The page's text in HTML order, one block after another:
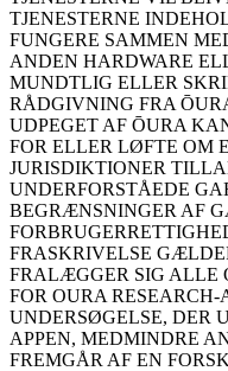
TJENESTERNE
FUNGERE SAMMEN
ANDEN HARDWARE
MUNDTLIG ELLER
RÅDGIVNING FRA
UDPEGET AF ŌURA
FOR ELLER LØFTE OM
JURISDIKTIONER
UNDERFORSTÅEDE
BEGRÆNSNINGER AF
FRASKRIVELSE
FRALÆGGER SIG ALLE
FOR OURA RESEARCH-
UNDERSØGELSE, DER
APPEN, MEDMINDRE
FREMGÅR AF EN